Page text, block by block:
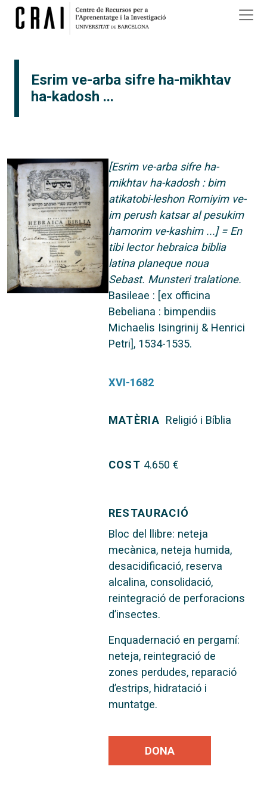
Vés al contingut
Esrim ve-arba sifre ha-mikhtav
ha-kadosh ...
[Esrim ve-arba sifre ha-
mikhtav ha-kadosh : bim
atikatobi-leshon Romiyim ve-
im perush katsar al pesukim
hamorim ve-kashim ...] = En
tibi lector hebraica biblia
latina planeque noua
Sebast. Munsteri tralatione.
Basileae : [ex officina
Bebeliana : bimpendiis
Michaelis Isingrinij & Henrici
Petri], 1534-1535.
XVI-1682
MATÈRIA Religió i Bíblia
COST 4.650 €
RESTAURACIÓ
Bloc del llibre: neteja
mecànica, neteja humida,
desacidificació, reserva
alcalina, consolidació,
reintegració de perforacions
d’insectes.
Enquadernació en pergamí:
neteja, reintegració de
zones perdudes, reparació
d’estrips, hidratació i
muntatge.
DONA
×